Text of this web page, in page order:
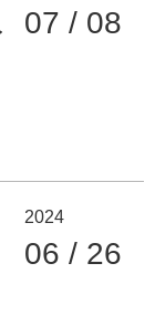
07 / 08
2024
06 / 26